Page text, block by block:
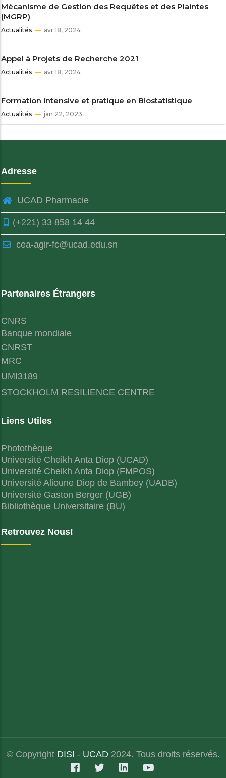
Mécanisme de Gestion des Requêtes et des Plaintes
(MGRP)
Actualités avr 18, 2024
Appel à Projets de Recherche 2021
Actualités avr 18, 2024
Formation intensive et pratique en Biostatistique
Actualités jan 22, 2023
Adresse
UCAD Pharmacie
(+221) 33 858 14 44
cea-agir-fc@ucad.edu.sn
Partenaires Étrangers
CNRS
Banque mondiale
CNRST
MRC
UMI3189
STOCKHOLM RESILIENCE CENTRE
Liens Utiles
Photothèque
Université Cheikh Anta Diop (UCAD)
Université Cheikh Anta Diop (FMPOS)
Université Alioune Diop de Bambey (UADB)
Université Gaston Berger (UGB)
Bibliothèque Universitaire (BU)
Retrouvez Nous!
© Copyright DISI - UCAD 2024. Tous droits réservés.